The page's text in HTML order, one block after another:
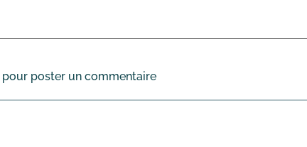
pour poster un commentaire